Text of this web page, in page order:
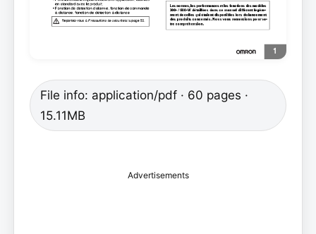
File info: application/pdf · 60 pages ·
15.11MB
Advertisements